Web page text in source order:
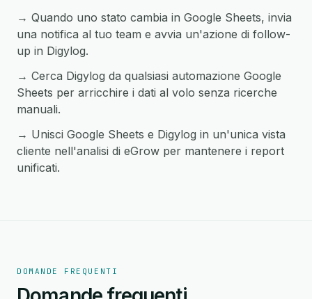
→ Quando uno stato cambia in Google Sheets, invia
una notifica al tuo team e avvia un'azione di follow-
up in Digylog.
→ Cerca Digylog da qualsiasi automazione Google
Sheets per arricchire i dati al volo senza ricerche
manuali.
→ Unisci Google Sheets e Digylog in un'unica vista
cliente nell'analisi di eGrow per mantenere i report
unificati.
DOMANDE FREQUENTI